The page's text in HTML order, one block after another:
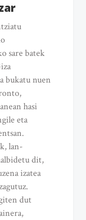
sare batek
bukatu nuen
hasi
eta
lan-
dit,
izatea
dut